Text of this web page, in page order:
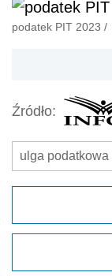
podatek PIT 2023 /
Źródło:
ulga podatkowa